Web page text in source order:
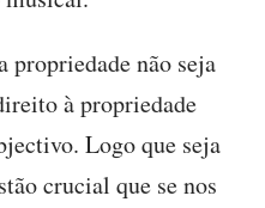
propriedade não seja
à propriedade
Logo que seja
crucial que se nos